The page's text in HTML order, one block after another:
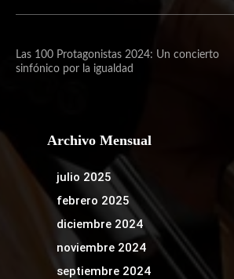
Las 100 Protagonistas 2024: Un concierto
sinfónico por la igualdad
Archivo Mensual
julio 2025
febrero 2025
diciembre 2024
noviembre 2024
septiembre 2024